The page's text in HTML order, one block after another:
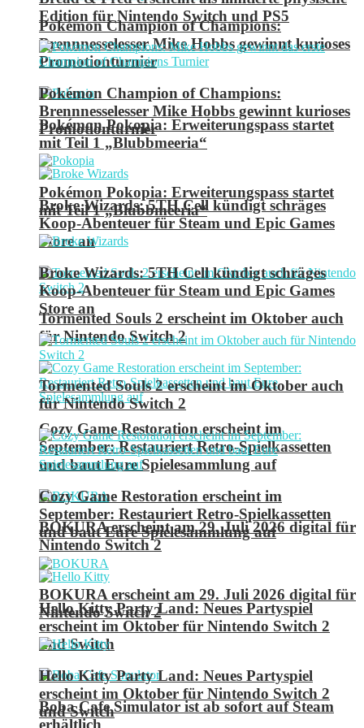
Pokémon Champion of Champions:
Brennnesselesser Mike Hobbs gewinnt kurioses
Promotionturnier
Pokémon Pokopia: Erweiterungspass startet
mit Teil 1 „Blubbmeeria“
Broke Wizards: 5TH Cell kündigt schräges
Koop-Abenteuer für Steam und Epic Games
Store an
Tormented Souls 2 erscheint im Oktober auch
für Nintendo Switch 2
Cozy Game Restoration erscheint im
September: Restauriert Retro-Spielkassetten
und baut Eure Spielesammlung auf
BOKURA erscheint am 29. Juli 2026 digital für
Nintendo Switch 2
Hello Kitty Party Land: Neues Partyspiel
erscheint im Oktober für Nintendo Switch 2
und Switch
Boba Cafe Simulator ist ab sofort auf Steam
erhältlich
Edition für Nintendo Switch und PS5
Pokémon Champion of Champions:
Brennnesselesser Mike Hobbs gewinnt kurioses
Promotionturnier
Pokémon Pokopia: Erweiterungspass startet
mit Teil 1 „Blubbmeeria“
Broke Wizards: 5TH Cell kündigt schräges
Koop-Abenteuer für Steam und Epic Games
Store an
Tormented Souls 2 erscheint im Oktober auch
für Nintendo Switch 2
Cozy Game Restoration erscheint im
September: Restauriert Retro-Spielkassetten
und baut Eure Spielesammlung auf
BOKURA erscheint am 29. Juli 2026 digital für
Nintendo Switch 2
Hello Kitty Party Land: Neues Partyspiel
erscheint im Oktober für Nintendo Switch 2
und Switch